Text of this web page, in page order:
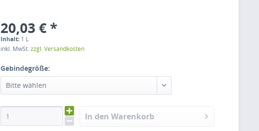
20,03 € *
Inhalt: 1 L
inkl. MwSt.zzgl. Versandkosten
Gebindegröße:
Bitte wählen
In den Warenkorb